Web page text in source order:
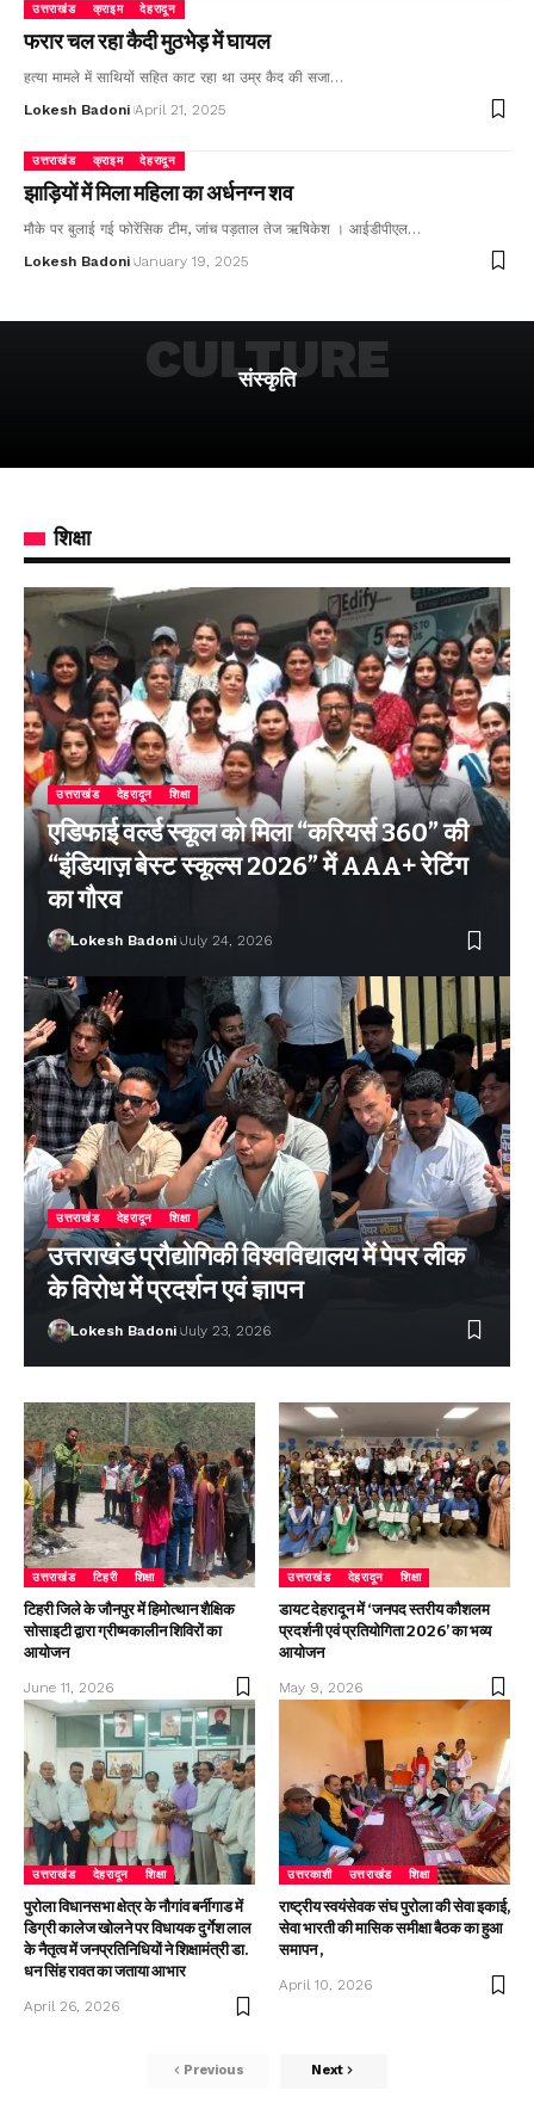
उत्तराखंड क्राइम देहरादून
फरार चल रहा कैदी मुठभेड़ में घायल
हत्या मामले में साथियों सहित काट रहा था उम्र कैद की सजा…
Lokesh Badoni April 21, 2025
उत्तराखंड क्राइम देहरादून
झाड़ियों में मिला महिला का अर्धनग्न शव
मौके पर बुलाई गई फोरेंसिक टीम, जांच पड़ताल तेज ऋषिकेश । आईडीपीएल…
Lokesh Badoni January 19, 2025
संस्कृति
CULTURE
शिक्षा
उत्तराखंड देहरादून शिक्षा
एडिफाई वर्ल्ड स्कूल को मिला “करियर्स 360” की
“इंडियाज़ बेस्ट स्कूल्स 2026” में AAA+ रेटिंग
का गौरव
Lokesh Badoni July 24, 2026
उत्तराखंड देहरादून शिक्षा
उत्तराखंड प्रौद्योगिकी विश्वविद्यालय में पेपर लीक
के विरोध में प्रदर्शन एवं ज्ञापन
Lokesh Badoni July 23, 2026
उत्तराखंड टिहरी शिक्षा
टिहरी जिले के जौनपुर में हिमोत्थान शैक्षिक
सोसाइटी द्वारा ग्रीष्मकालीन शिविरों का
आयोजन
June 11, 2026
उत्तराखंड देहरादून शिक्षा
डायट देहरादून में ‘जनपद स्तरीय कौशलम
प्रदर्शनी एवं प्रतियोगिता 2026’ का भव्य
आयोजन
May 9, 2026
उत्तराखंड देहरादून शिक्षा
पुरोला विधानसभा क्षेत्र के नौगांव बर्नीगाड में
डिग्री कालेज खोलने पर विधायक दुर्गेश लाल
के नैतृत्व में जनप्रतिनिधियों ने शिक्षामंत्री डा.
धन सिंह रावत का जताया आभार
April 26, 2026
उत्तरकाशी उत्तराखंड शिक्षा
राष्ट्रीय स्वयंसेवक संघ पुरोला की सेवा इकाई,
सेवा भारती की मासिक समीक्षा बैठक का हुआ
समापन ,
April 10, 2026
Previous Next